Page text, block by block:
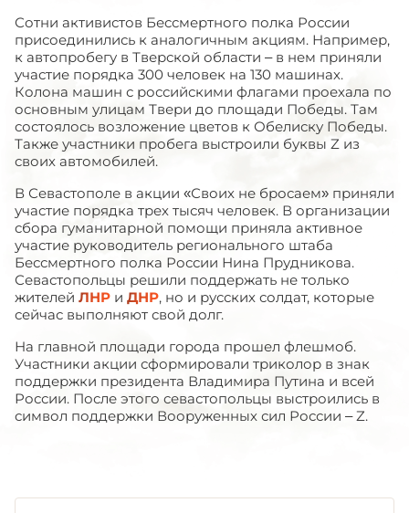
Сотни активистов Бессмертного полка России
присоединились к аналогичным акциям. Например,
к автопробегу в Тверской области – в нем приняли
участие порядка 300 человек на 130 машинах.
Колона машин с российскими флагами проехала по
основным улицам Твери до площади Победы. Там
состоялось возложение цветов к Обелиску Победы.
Также участники пробега выстроили буквы Z из
своих автомобилей.
В Севастополе в акции «Своих не бросаем» приняли
участие порядка трех тысяч человек. В организации
сбора гуманитарной помощи приняла активное
участие руководитель регионального штаба
Бессмертного полка России Нина Прудникова.
Севастопольцы решили поддержать не только
жителей ЛНР и ДНР, но и русских солдат, которые
сейчас выполняют свой долг.
На главной площади города прошел флешмоб.
Участники акции сформировали триколор в знак
поддержки президента Владимира Путина и всей
России. После этого севастопольцы выстроились в
символ поддержки Вооруженных сил России – Z.